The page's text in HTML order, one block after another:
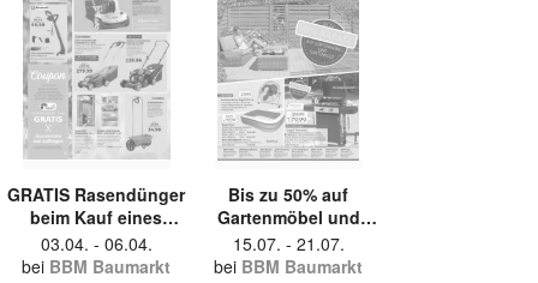
GRATIS Rasendünger
beim Kauf eines
Vertikutierers
03.04. - 06.04.
bei BBM Baumarkt
Bis zu 50% auf
Gartenmöbel und
Gartenholz
15.07. - 21.07.
bei BBM Baumarkt